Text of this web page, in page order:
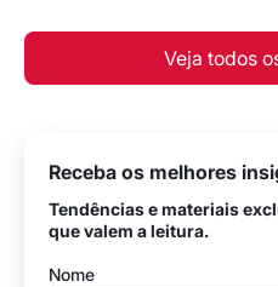
Veja todos
Receba os melhores
Tendências e materiais
que valem a leitura.
Nome